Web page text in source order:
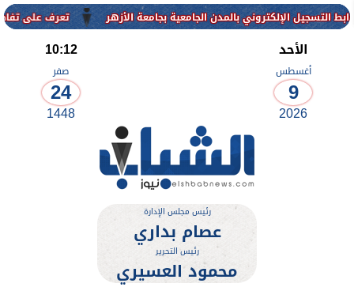
تعرف على تفاصيل وشروط بالمدن الجامعية بجامعة الأزهر
الأحد
أغسطس
9
2026
10:12
صفر
24
1448
رئيس مجلس الإدارة
عصام بداري
رئيس التحرير
محمود العسيري